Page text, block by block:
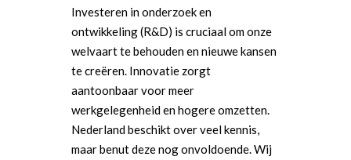
Investeren in onderzoek en
ontwikkeling (R&D) is cruciaal om onze
welvaart te behouden en nieuwe kansen
te creëren. Innovatie zorgt
aantoonbaar voor meer
werkgelegenheid en hogere omzetten.
Nederland beschikt over veel kennis,
maar benut deze nog onvoldoende. Wij